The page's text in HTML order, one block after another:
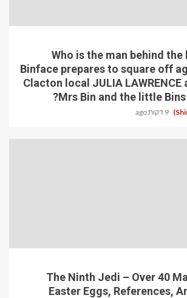
Who is the man behind the
Binface prepares to square off
Clacton local JULIA LAWRENCE
Mrs Bin and the little Bins
9 דקות ago
The Ninth Jedi – Over 40
Easter Eggs, References,